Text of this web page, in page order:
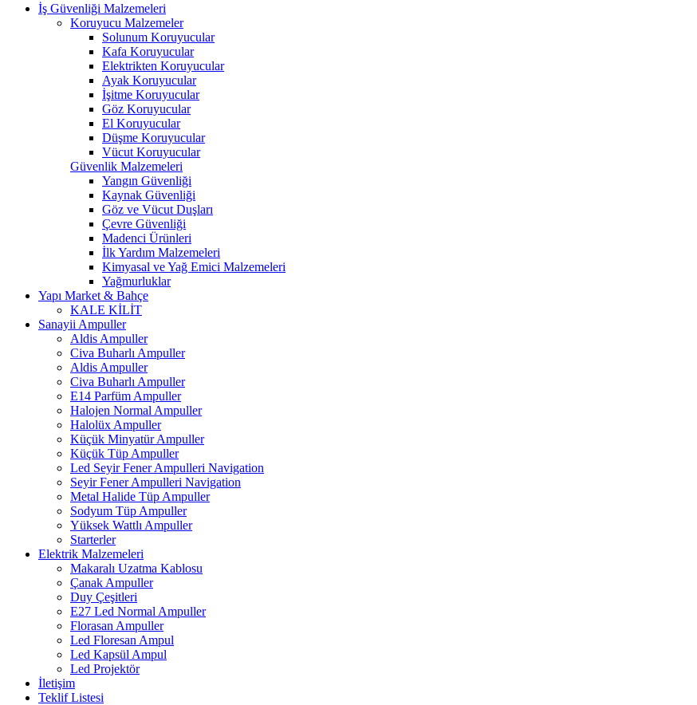
İş Güvenliği Malzemeleri
Koruyucu Malzemeler
Solunum Koruyucular
Kafa Koruyucular
Elektrikten Koruyucular
Ayak Koruyucular
İşitme Koruyucular
Göz Koruyucular
El Koruyucular
Düşme Koruyucular
Vücut Koruyucular
Güvenlik Malzemeleri
Yangın Güvenliği
Kaynak Güvenliği
Göz ve Vücut Duşları
Çevre Güvenliği
Madenci Ürünleri
İlk Yardım Malzemeleri
Kimyasal ve Yağ Emici Malzemeleri
Yağmurluklar
Yapı Market & Bahçe
KALE KİLİT
Sanayii Ampuller
Aldis Ampuller
Civa Buharlı Ampuller
Aldis Ampuller
Civa Buharlı Ampuller
E14 Parfüm Ampuller
Halojen Normal Ampuller
Halolüx Ampuller
Küçük Minyatür Ampuller
Küçük Tüp Ampuller
Led Seyir Fener Ampulleri Navigation
Seyir Fener Ampulleri Navigation
Metal Halide Tüp Ampuller
Sodyum Tüp Ampuller
Yüksek Wattlı Ampuller
Starterler
Elektrik Malzemeleri
Makaralı Uzatma Kablosu
Çanak Ampuller
Duy Çeşitleri
E27 Led Normal Ampuller
Florasan Ampuller
Led Floresan Ampul
Led Kapsül Ampul
Led Projektör
İletişim
Teklif Listesi